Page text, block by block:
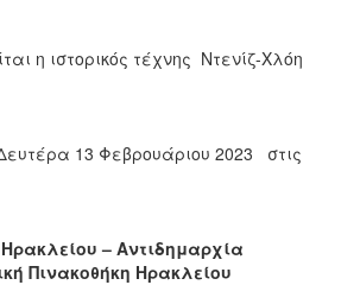
η ιστορικός τέχνης Ντενίζ-Χλόη
13 Φεβρουάριου 2023 στις
– Αντιδημαρχία
Πινακοθήκη Ηρακλείου